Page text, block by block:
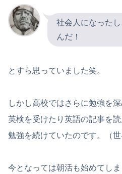
社会人になった
んだ！
とすら思っていました笑。
しかし高校ではさらに勉強を
英検を受けたり英語の記事を
勉強を続けていたのです。（世
今となっては朝活も始めてし